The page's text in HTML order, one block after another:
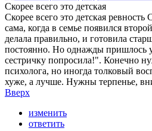
Скорее всего это детская
Скорее всего это детская
сама, когда в семье появился
делала правильно, и готовила
постоянно. Но однажды пришлось
сестричку попросила!". Конечно
психолога, но иногда толковый
хуже, а лучше. Нужны терпенье,
Вверх
изменить
ответить